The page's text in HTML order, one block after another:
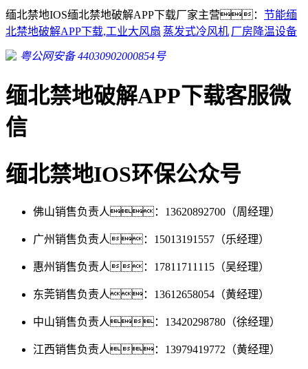
缅北禁地IOS缅北禁地破解APP下载厂家主营： 节能缅
北禁地破解APP下载,工业大风扇 蒸发式冷风机 厂房降温设备
粤公网安备 44030902000854号
缅北禁地破解APP下载客服微
信
缅北禁地IOS环保公众号
佛山销售负责人：13620892700（周经理）
广州销售负责人：15013191557（乐经理）
惠州销售负责人：17811711115（吴经理）
东莞销售负责人：13612658054（黄经理）
中山销售负责人：13420298780（徐经理）
江西销售负责人：13979419772（黄经理）